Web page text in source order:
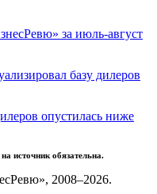
за июль-август
базу дилеров
опустилась ниже
источник обязательна.
2008–2026.